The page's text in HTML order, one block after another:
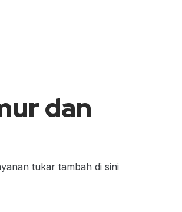
dan
tukar tambah di sini